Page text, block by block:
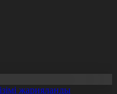
жарияланды